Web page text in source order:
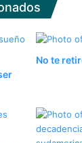
No te